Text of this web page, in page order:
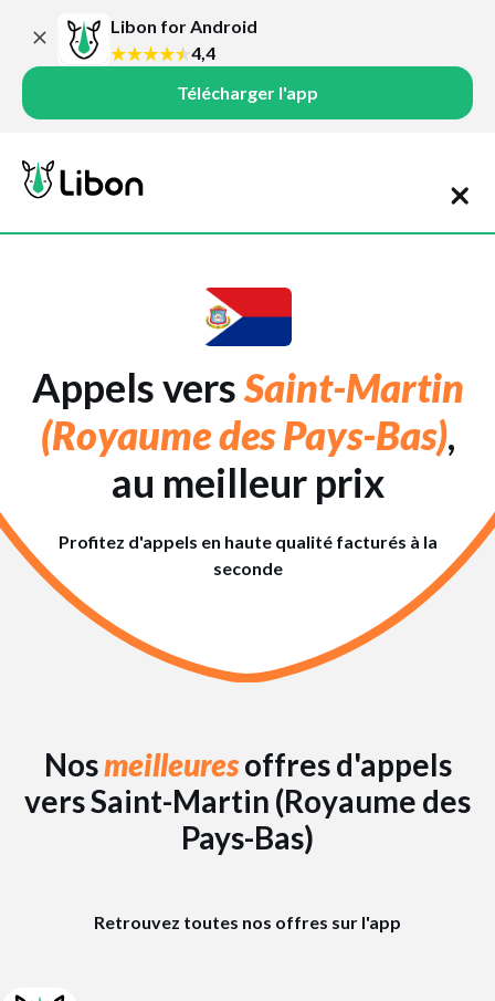
Libon for Android
4,4
Télécharger l'app
Appels versSaint-Martin
(Royaume des Pays-Bas),
au meilleur prix
Profitez d'appels en haute qualité facturés à la
seconde
Nosmeilleuresoffres d'appels
vers Saint-Martin (Royaume des
Pays-Bas)
Retrouvez toutes nos offres sur l'app